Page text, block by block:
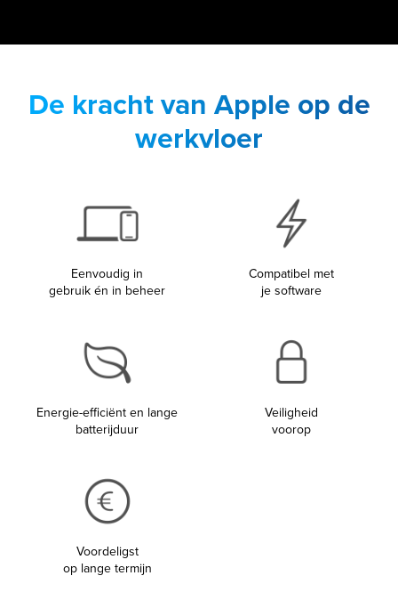
De kracht van Apple op de
werkvloer
Eenvoudig in
gebruik én in beheer
Compatibel met
je software
Energie-efficiënt en lange
batterijduur
Veiligheid
voorop
Voordeligst
op lange termijn